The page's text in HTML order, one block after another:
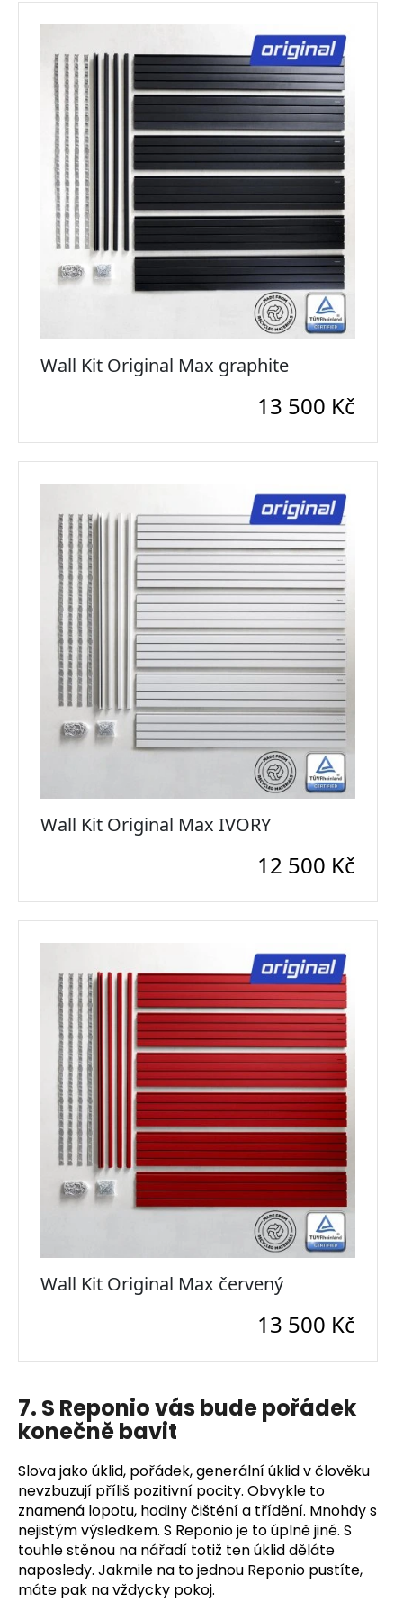
7. S Reponio vás bude pořádek
konečně bavit
Slova jako úklid, pořádek, generální úklid v člověku
nevzbuzují příliš pozitivní pocity. Obvykle to
znamená lopotu, hodiny čištění a třídění. Mnohdy s
nejistým výsledkem. S Reponio je to úplně jiné. S
touhle stěnou na nářadí totiž ten úklid děláte
naposledy. Jakmile na to jednou Reponio pustíte,
máte pak na vždycky pokoj.